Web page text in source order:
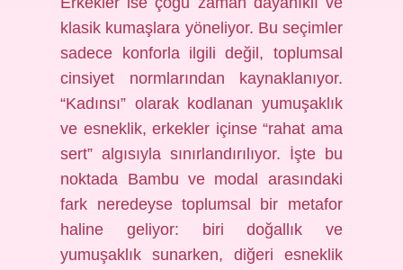
klasik kumaşlara yöneliyor. Bu seçimler
sadece konforla ilgili değil, toplumsal
cinsiyet normlarından kaynaklanıyor.
“Kadınsı” olarak kodlanan yumuşaklık
ve esneklik, erkekler içinse “rahat ama
sert” algısıyla sınırlandırılıyor. İşte bu
noktada Bambu ve modal arasındaki
fark neredeyse toplumsal bir metafor
haline geliyor: biri doğallık ve
yumuşaklık sunarken, diğeri esneklik